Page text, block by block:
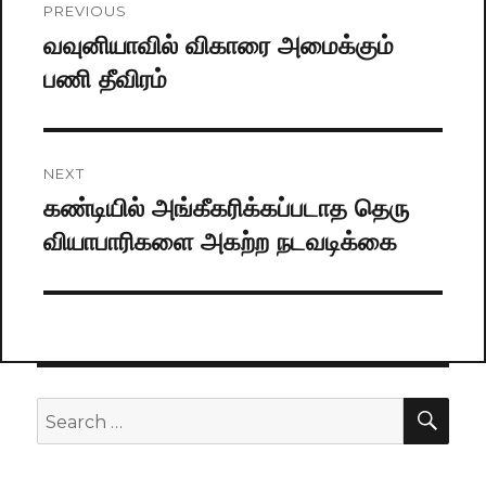
navigation
PREVIOUS
Previous
post:
வவுனியாவில் விகாரை அமைக்கும்
பணி தீவிரம்
NEXT
Next
post:
கண்டியில் அங்கீகரிக்கப்படாத தெரு
வியாபாரிகளை அகற்ற நடவடிக்கை
Search
for: